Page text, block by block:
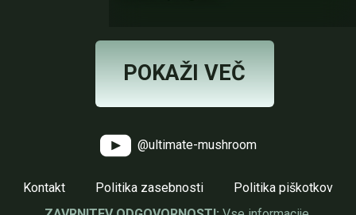
POKAŽI VEČ
@ultimate-mushroom
Kontakt Politika zasebnosti
Politika piškotkov